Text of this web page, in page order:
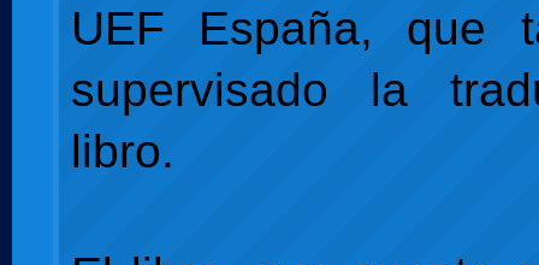
UEF España, que
supervisado la
libro.